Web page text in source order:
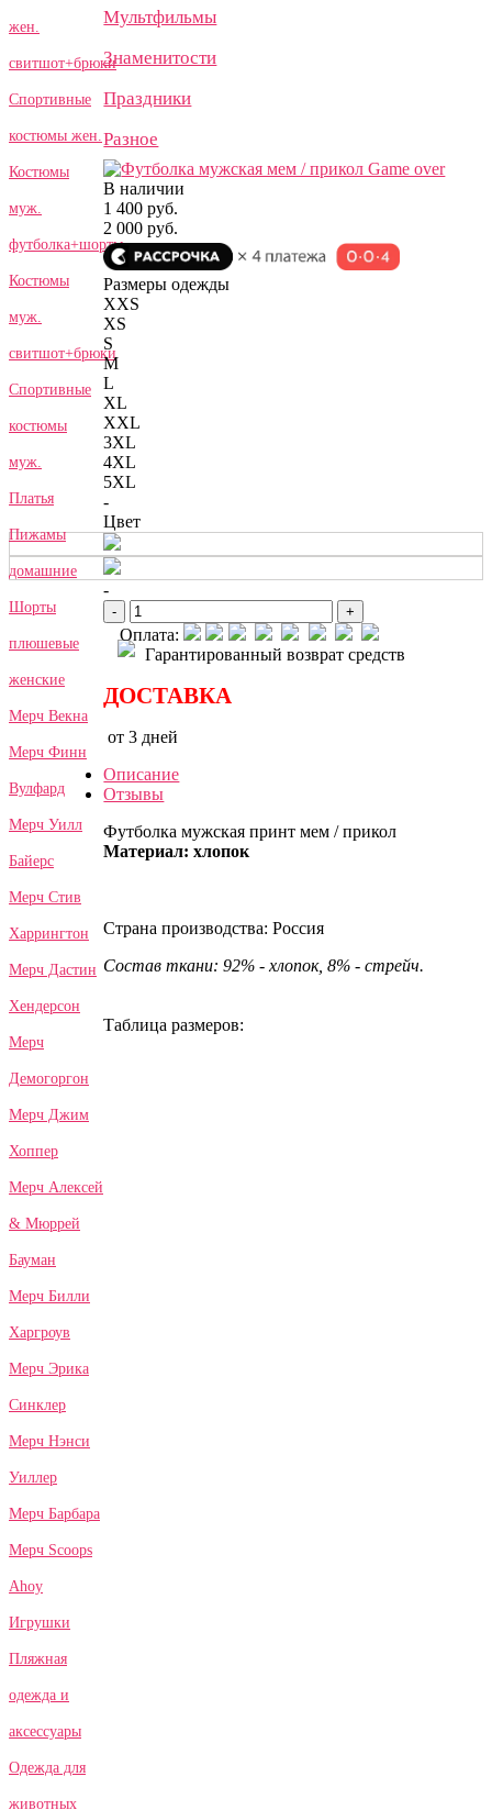
жен.
свитшот+брюки
Спортивные
костюмы жен.
Костюмы
муж.
футболка+шорты
Костюмы
муж.
свитшот+брюки
Спортивные
костюмы
муж.
Платья
Пижамы
домашние
Шорты
плюшевые
женские
Мерч Векна
Мерч Финн
Вулфард
Мерч Уилл
Байерс
Мерч Стив
Харрингтон
Мерч Дастин
Хендерсон
Мерч
Демогоргон
Мерч Джим
Хоппер
Мерч Алексей
& Мюррей
Бауман
Мерч Билли
Харгроув
Мерч Эрика
Синклер
Мерч Нэнси
Уиллер
Мерч Барбара
Мерч Scoops
Ahoy
Игрушки
Пляжная
одежда и
аксессуары
Одежда для
животных
Мультфильмы
Знаменитости
Праздники
Разное
В наличии
1 400 руб.
2 000 руб.
Размеры одежды
XXS
XS
S
M
L
XL
XXL
3XL
4XL
5XL
-
Цвет
-
- +
Оплата:
Гарантированный возврат средств
ДОСТАВКА
от 3 дней
Описание
Отзывы
Футболка мужская принт мем / прикол
Материал: хлопок
Страна производства: Россия
Состав ткани: 92% - хлопок, 8% - стрейч.
Таблица размеров: